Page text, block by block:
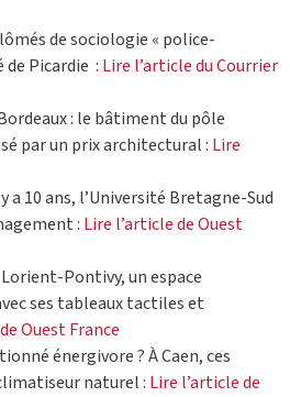
de sociologie « police-
de Picardie : Lire l’article du Courrier
: le bâtiment du pôle
par un prix architectural : Lire
a 10 ans, l’Université Bretagne-Sud
: Lire l’article de Ouest
Lorient-Pontivy, un espace
ses tableaux tactiles et
Ouest France
énergivore ? À Caen, ces
naturel : Lire l’article de